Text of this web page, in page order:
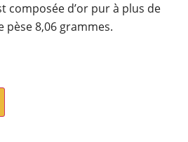
composée d’or pur à plus de
pèse 8,06 grammes.